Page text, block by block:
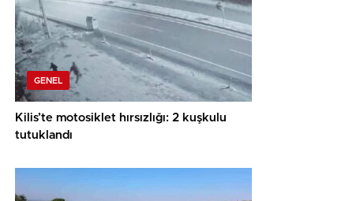
GENEL
Kilis’te motosiklet hırsızlığı: 2 kuşkulu
tutuklandı